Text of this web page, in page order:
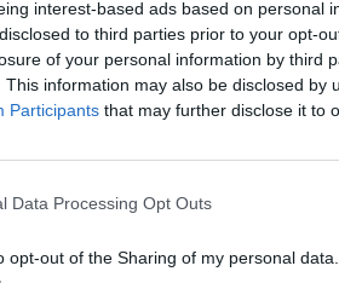
interest-based ads based on personal
to third parties prior to your opt-
of your personal information by third
This information may also be disclosed by
Participants that may further disclose it to
Data Processing Opt Outs
opt-out of the Sharing of my personal data.
výrobu nového
Škoda Auto zahájila ve
hlavním závodě v Mladé
sériovou výrobu nového
Jde o největší vůz v